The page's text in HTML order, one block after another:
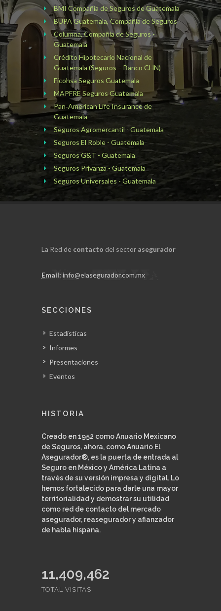
BMI Compañía de Seguros de Guatemala
BUPA Guatemala, Compañía de Seguros
Columna, Compañía de Seguros -
Guatemala
Crédito Hipotecario Nacional de
Guatemala (Seguros – Banco CHN)
Ficohsa Seguros Guatemala
MAPFRE Seguros Guatemala
Pan‑American Life Insurance de
Guatemala
Seguros Agromercantil - Guatemala
Seguros El Roble - Guatemala
Seguros G&T - Guatemala
Seguros Privanza - Guatemala
Seguros Universales - Guatemala
La Red de contacto del sector asegurador
Email: info@elasegurador.com.mx
SECCIONES
Estadísticas
Informes
Presentaciones
Eventos
HISTORIA
Creado en 1952 como Anuario Mexicano
de Seguros, ahora, como Anuario El
Asegurador®, es la puerta de entrada al
Seguro en México y América Latina a
través de su versión impresa y digital. Lo
hemos fortalecido para darle una mayor
territorialidad y demostrar su utilidad
como red de contacto del mercado
asegurador, reasegurador y afianzador
de habla hispana.
11,409,462
TOTAL VISITAS